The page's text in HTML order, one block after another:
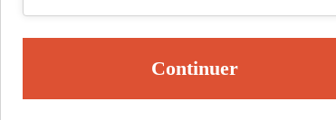
Continuer